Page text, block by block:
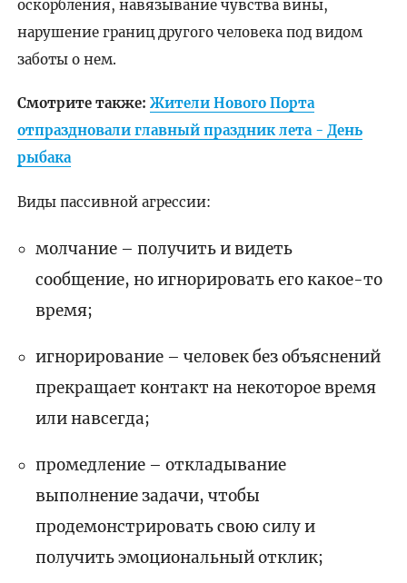
оскорбления, навязывание чувства вины,
нарушение границ другого человека под видом
заботы о нем.
Смотрите также: Жители Нового Порта
отпраздновали главный праздник лета - День
рыбака
Виды пассивной агрессии:
молчание – получить и видеть
сообщение, но игнорировать его какое-то
время;
игнорирование – человек без объяснений
прекращает контакт на некоторое время
или навсегда;
промедление – откладывание
выполнение задачи, чтобы
продемонстрировать свою силу и
получить эмоциональный отклик;